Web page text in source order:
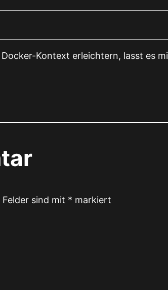
Kontext erleichtern, lasst es
sind mit * markiert